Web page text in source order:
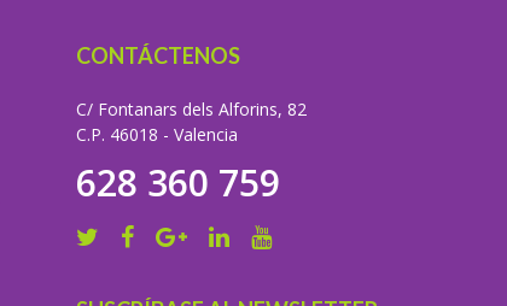
CONTÁCTENOS
C/ Fontanars dels Alforins, 82
C.P. 46018 - Valencia
628 360 759